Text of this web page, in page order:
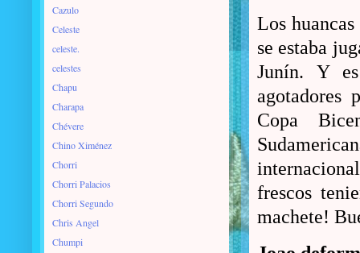
Los
se estaba
Junín. Y
agotadores
Copa
frescos
machete!
Cazulo
Celeste
celeste.
celestes
Chapu
Charapa
Chévere
Chino Ximénez
Chorri
Chorri Palacios
Chorri Segundo
Chris Angel
Chumpi